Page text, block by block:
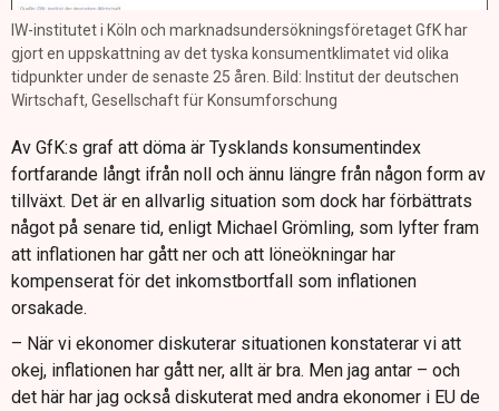
IW-institutet i Köln och marknadsundersökningsföretaget GfK har
gjort en uppskattning av det tyska konsumentklimatet vid olika
tidpunkter under de senaste 25 åren. Bild: Institut der deutschen
Wirtschaft, Gesellschaft für Konsumforschung
Av GfK:s graf att döma är Tysklands konsumentindex
fortfarande långt ifrån noll och ännu längre från någon form av
tillväxt. Det är en allvarlig situation som dock har förbättrats
något på senare tid, enligt Michael Grömling, som lyfter fram
att inflationen har gått ner och att löneökningar har
kompenserat för det inkomstbortfall som inflationen
orsakade.
– När vi ekonomer diskuterar situationen konstaterar vi att
okej, inflationen har gått ner, allt är bra. Men jag antar – och
det här har jag också diskuterat med andra ekonomer i EU de